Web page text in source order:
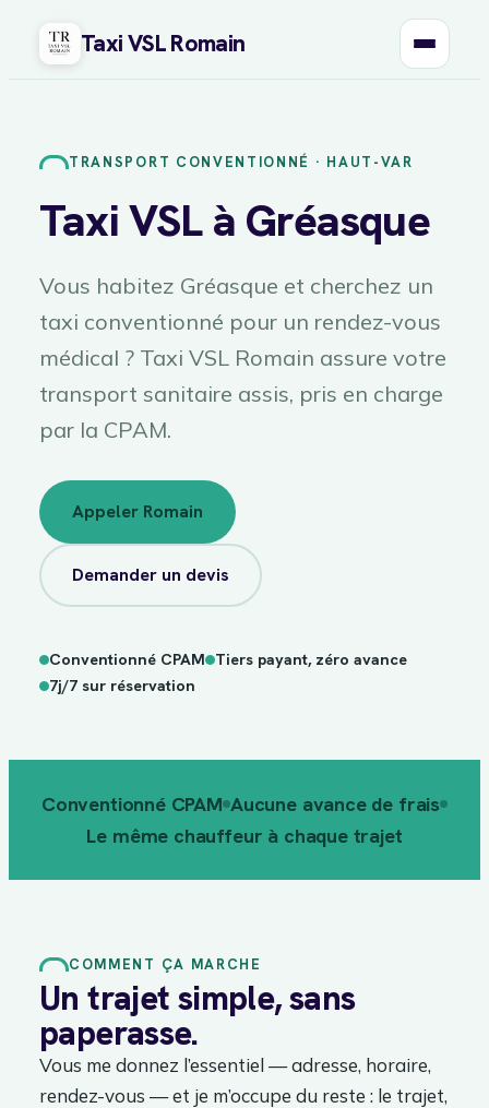
Taxi VSL Romain
TRANSPORT CONVENTIONNÉ · HAUT-VAR
Taxi VSL à Gréasque
Vous habitez Gréasque et cherchez un
taxi conventionné pour un rendez-vous
médical ? Taxi VSL Romain assure votre
transport sanitaire assis, pris en charge
par la CPAM.
Appeler Romain
Demander un devis
Conventionné CPAM Tiers payant, zéro avance
7j/7 sur réservation
7j/7sur
réservation
Conventionné CPAM Aucune avance de frais
Le même chauffeur à chaque trajet
COMMENT ÇA MARCHE
Un trajet simple, sans
paperasse.
Vous me donnez l’essentiel — adresse, horaire,
rendez-vous — et je m’occupe du reste : le trajet,